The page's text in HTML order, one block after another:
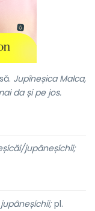
Jupîneșica Malca,
da și pe jos.
jupâneșíchii;
pl.